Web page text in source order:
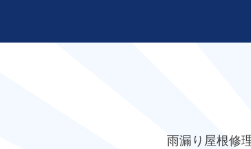
雨漏り屋根修